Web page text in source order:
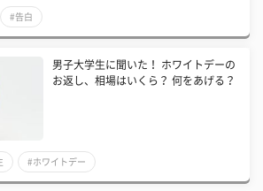
#告白
男子大学生に聞いた！ ホワイトデーの
お返し、相場はいくら？ 何をあげる？
#ホワイトデー